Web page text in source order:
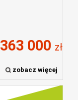
363 000 zł
zobacz więcej